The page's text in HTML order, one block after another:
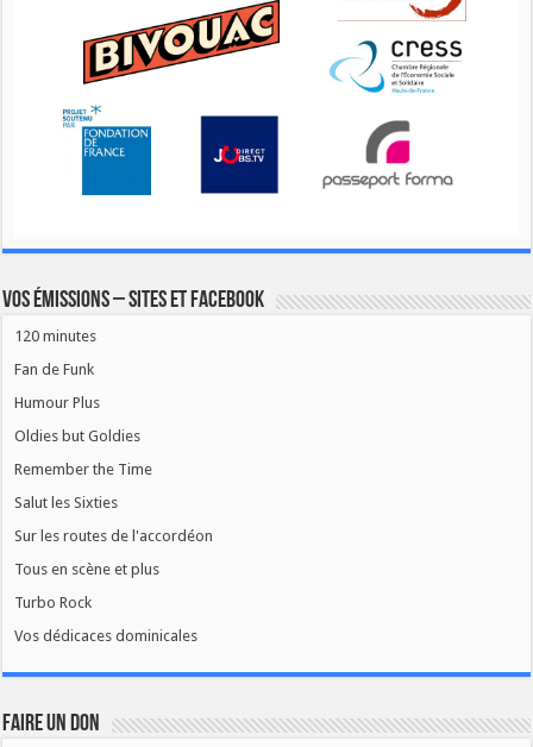
Vos émissions – Sites et Facebook
120 minutes
Fan de Funk
Humour Plus
Oldies but Goldies
Remember the Time
Salut les Sixties
Sur les routes de l'accordéon
Tous en scène et plus
Turbo Rock
Vos dédicaces dominicales
FAIRE UN DON